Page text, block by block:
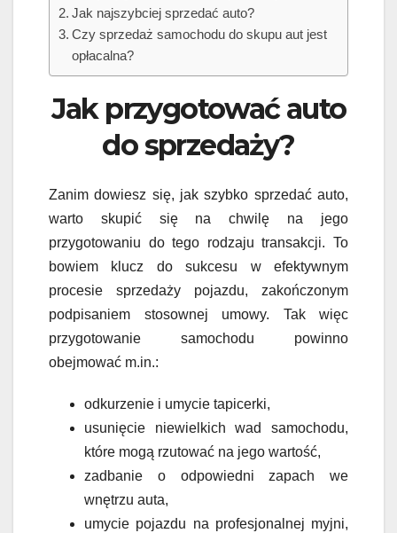
Jak najszybciej sprzedać auto?
Czy sprzedaż samochodu do skupu aut jest
opłacalna?
Jak przygotować auto
do sprzedaży?
Zanim dowiesz się, jak szybko sprzedać auto,
warto skupić się na chwilę na jego
przygotowaniu do tego rodzaju transakcji. To
bowiem klucz do sukcesu w efektywnym
procesie sprzedaży pojazdu, zakończonym
podpisaniem stosownej umowy. Tak więc
przygotowanie samochodu powinno
obejmować m.in.:
odkurzenie i umycie tapicerki,
usunięcie niewielkich wad samochodu,
które mogą rzutować na jego wartość,
zadbanie o odpowiedni zapach we
wnętrzu auta,
umycie pojazdu na profesjonalnej myjni,